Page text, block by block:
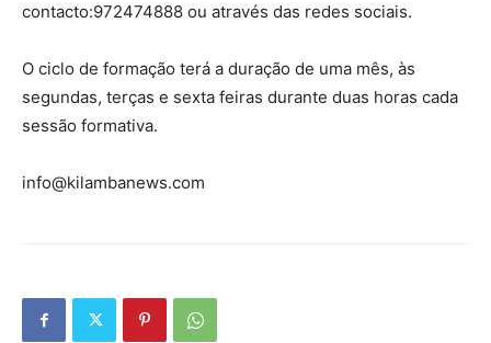
contacto:972474888 ou através das redes sociais.
O ciclo de formação terá a duração de uma mês, às
segundas, terças e sexta feiras durante duas horas cada
sessão formativa.
info@kilambanews.com